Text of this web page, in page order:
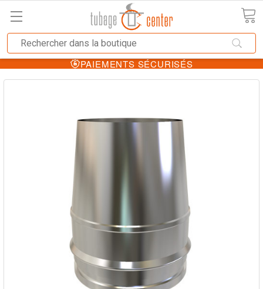
PAIEMENTS SÉCURISÉS